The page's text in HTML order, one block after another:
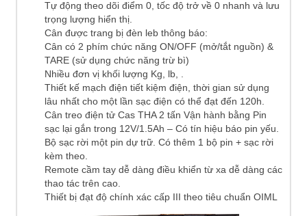
Tự động theo dõi điểm 0, tốc độ trở về 0 nhanh và lưu
trọng lượng hiển thị.
Cân được trang bị đèn leb thông báo:
Cân có 2 phím chức năng ON/OFF (mở/tắt nguồn) &
TARE (sử dụng chức năng trừ bì)
Nhiều đơn vị khối lượng Kg, lb, .
Thiết kế mạch điện tiết kiệm điện, thời gian sử dụng
lâu nhất cho một lần sạc điện có thể đạt đến 120h.
Cân treo điện tử Cas THA 2 tấn Vận hành bằng Pin
sạc lại gắn trong 12V/1.5Ah – Có tín hiệu báo pin yếu.
Bộ sạc rời một pin dự trữ. Có thêm 1 bộ pin + sạc rời
kèm theo.
Remote cầm tay dễ dàng điều khiển từ xa dễ dàng các
thao tác trên cao.
Thiết bị đạt độ chính xác cấp III theo tiêu chuẩn OIML